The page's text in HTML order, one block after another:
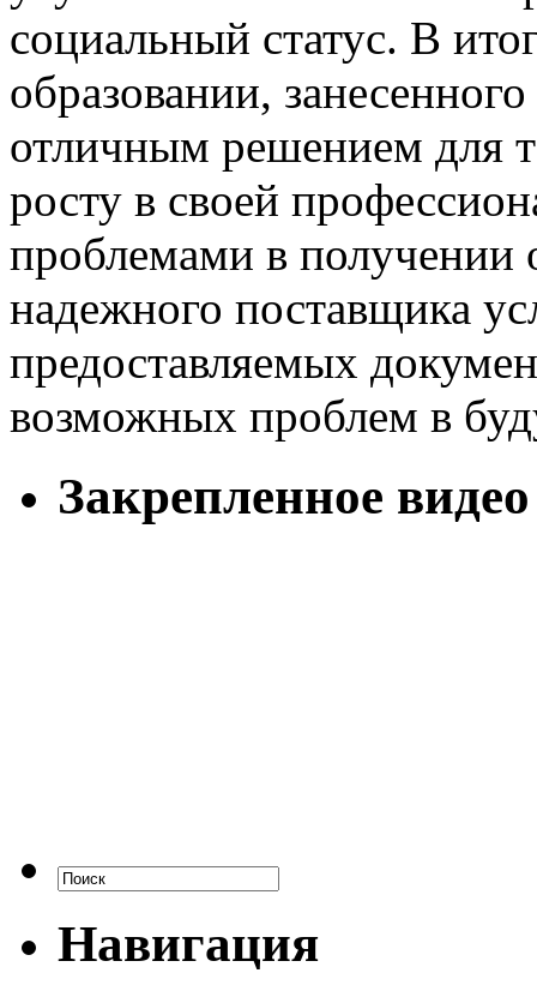
социальный статус. В
образовании,
отличным решением для
росту в своей
проблемами в получении
надежного поставщика
предоставляемых
возможных проблем в
Закрепленное видео
Навигация